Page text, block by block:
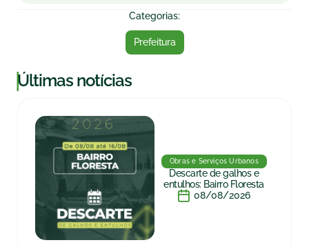
Categorias:
Prefeitura
|Últimas notícias
Obras e Serviços Urbanos
Descarte de galhos e
entulhos: Bairro Floresta
08/08/2026